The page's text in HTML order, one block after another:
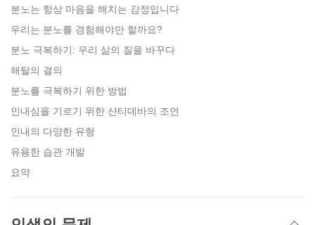
분노는 항상 마음을 해치는 감정입니다
우리는 분노를 경험해야만 할까요?
분노 극복하기: 우리 삶의 질을 바꾸다
해탈의 결의
분노를 극복하기 위한 방법
인내심을 기르기 위한 샨티데바의 조언
인내의 다양한 유형
유용한 습관 개발
요약